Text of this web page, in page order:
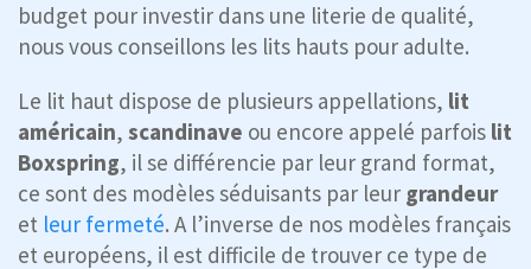
budget pour investir dans une literie de qualité,
nous vous conseillons les lits hauts pour adulte.
Le lit haut dispose de plusieurs appellations, lit
américain, scandinave ou encore appelé parfois lit
Boxspring, il se différencie par leur grand format,
ce sont des modèles séduisants par leur grandeur
et leur fermeté. A l’inverse de nos modèles français
et européens, il est difficile de trouver ce type de